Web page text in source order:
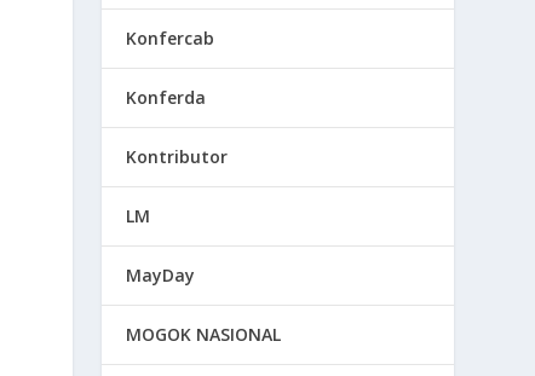
Konfercab
Konferda
Kontributor
LM
MayDay
MOGOK NASIONAL